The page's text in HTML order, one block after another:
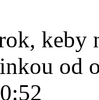
keby
od